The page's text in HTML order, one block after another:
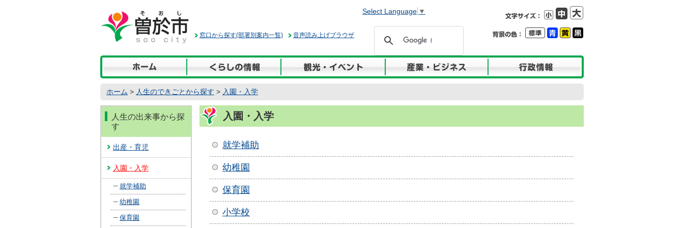
文
へ
動
音声読み上げブラウザ
窓口から探す(部署別案内一覧)
Select Language ▼
ホーム > 人生のできごとから探す > 入園・入学
入園・入学
就学補助
幼稚園
保育園
小学校
人生の出来事から探
す
出産・育児
入園・入学
就学補助
幼稚園
保育園